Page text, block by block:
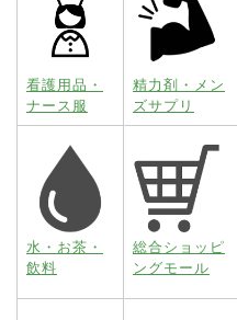
看護用品・
ナース服
精力剤・メン
ズサプリ
水・お茶・
飲料
総合ショッピ
ングモール